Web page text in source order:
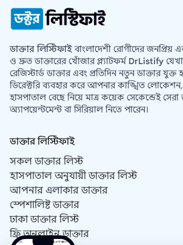
ডাক্তার লিস্টিফাইবাংলাদেশী রোগীদের জনপ্রিয়
ও দ্রুত ডাক্তারের খোঁজার প্ল্যাটফর্ম DrListify
রেজিস্টার্ড ডাক্তার এবং প্রতিদিন নতুন ডাক্তার যুক্ত
ডিরেক্টরি ব্যবহার করে আপনার কাঙ্খিত
হাসপাতাল বেছে নিয়ে মাত্র কয়েক সেকেন্ডেই সেরা
অ্যাপয়েন্টমেন্ট বা সিরিয়াল নিতে পারেন।
ডাক্তার লিস্টিফাই
সকল ডাক্তার লিস্ট
হাসপাতাল অনুযায়ী ডাক্তার লিস্ট
আপনার এলাকার ডাক্তার
স্পেশালিষ্ট ডাক্তার
ঢাকা ডাক্তার লিস্ট
ফ্রি অনলাইন ডাক্তার